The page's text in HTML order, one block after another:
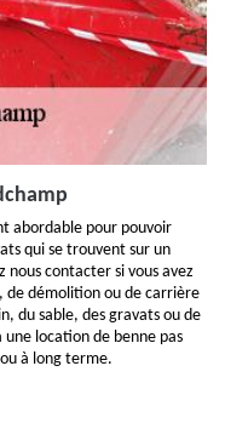
abordable pour pouvoir
qui se trouvent sur un
nous contacter si vous avez
de démolition ou de carrière
du sable, des gravats ou de
location de benne pas
à long terme.